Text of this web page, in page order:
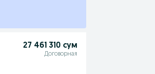
27 461 310 сум
Договорная